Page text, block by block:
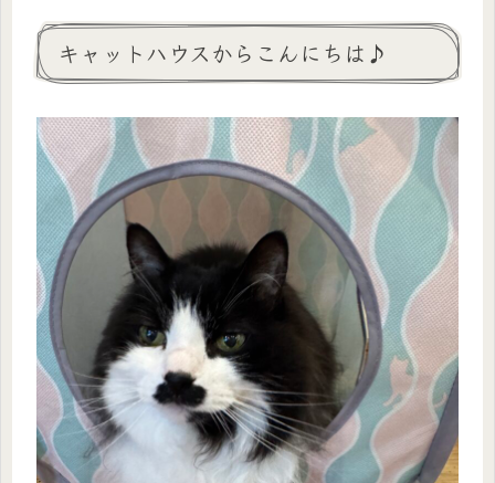
キャットハウスからこんにちは♪